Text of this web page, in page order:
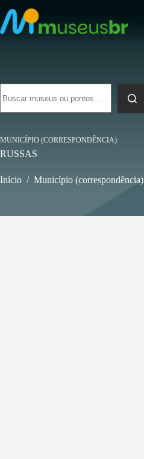
para
o
conteúdo
resultados
MUNICÍPIO (CORRESPONDÊNCIA)
RUSSAS
Início / Município (correspondência)